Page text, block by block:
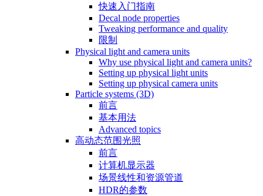
快速入门指南
Decal node properties
Tweaking performance and quality
限制
Physical light and camera units
Why use physical light and camera units?
Setting up physical light units
Setting up physical camera units
Particle systems (3D)
前言
基本用法
Advanced topics
高动态范围光照
前言
计算机显示器
场景线性和资源管道
HDR的参数